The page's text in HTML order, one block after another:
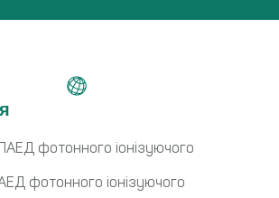
фотонного іонізуючого
фотонного іонізуючого